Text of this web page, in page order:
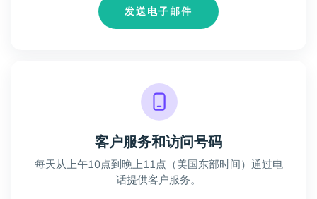
发送电子邮件
客户服务和访问号码
每天从上午10点到晚上11点（美国东部时间）通过电
话提供客户服务。